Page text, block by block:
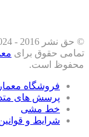
© حق نشر 2016 - 2024
برایمعماری 98
معماری
های متداول
مشی
و قوانین